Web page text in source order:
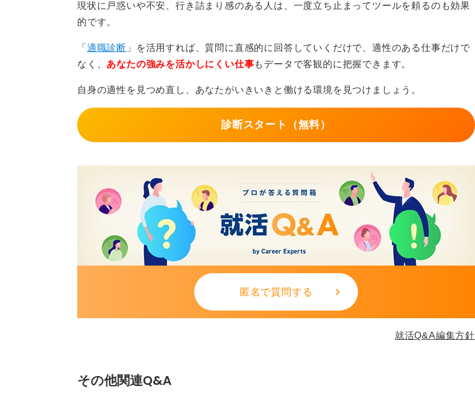
就活は一人ではない！ 周りの人を頼って進んでいこう
4年生で就活を続けている学生はほかにもいるため大丈夫です。
とはいえ、夏以降に内定を得るためには、スケジュールを意識して就活を進めて
また、自分一人の力でなんでもかんでもやろうとせず、大学のキャリアセンター
の力を借りてください。
キャリアセンターは求人情報も企業とのつながりも持っています。自分では探せ
ないような情報も提供してくれるでしょう。
現状に戸惑いや不安、行き詰まり感のある人は、一度立ち止まってツールを頼るのも効果
的です。
「 適職診断 」を活用すれば、質問に直感的に回答していくだけで、適性のある仕事だけで
なく、 あなたの強みを活かしにくい仕事もデータで客観的に把握できます。
自身の適性を見つめ直し、あなたがいきいきと働ける環境を見つけましょう。
診断スタート（無料）
匿名で質問する
就活Q&A編集方針
その他関連Q&A